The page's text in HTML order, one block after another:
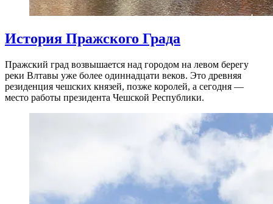
История Пражского Града
Пражский град возвышается над городом на левом берегу
реки Влтавы уже более одиннадцати веков. Это древняя
резиденция чешских князей, позже королей, а сегодня —
место работы президента Чешской Республики.